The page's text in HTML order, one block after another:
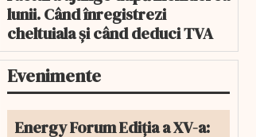
lunii. Când înregistrezi
cheltuiala și când deduci TVA
Evenimente
Energy Forum Ediția a XV-a: